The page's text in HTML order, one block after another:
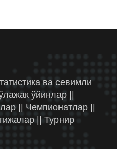
ва севимли
ўйинлар ||
|| Чемпионатлар ||
|| Турнир